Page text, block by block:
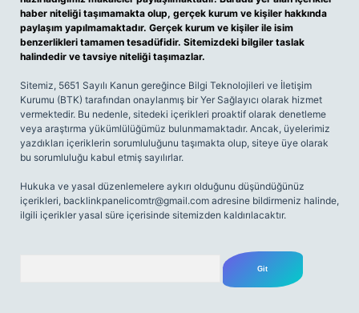
haber niteliği taşımamakta olup, gerçek kurum ve kişiler hakkında
paylaşım yapılmamaktadır. Gerçek kurum ve kişiler ile isim
benzerlikleri tamamen tesadüfidir. Sitemizdeki bilgiler taslak
halindedir ve tavsiye niteliği taşımazlar.
Sitemiz, 5651 Sayılı Kanun gereğince Bilgi Teknolojileri ve İletişim
Kurumu (BTK) tarafından onaylanmış bir Yer Sağlayıcı olarak hizmet
vermektedir. Bu nedenle, sitedeki içerikleri proaktif olarak denetleme
veya araştırma yükümlülüğümüz bulunmamaktadır. Ancak, üyelerimiz
yazdıkları içeriklerin sorumluluğunu taşımakta olup, siteye üye olarak
bu sorumluluğu kabul etmiş sayılırlar.
Hukuka ve yasal düzenlemelere aykırı olduğunu düşündüğünüz
içerikleri, backlinkpanelicomtr@gmail.com adresine bildirmeniz halinde,
ilgili içerikler yasal süre içerisinde sitemizden kaldırılacaktır.